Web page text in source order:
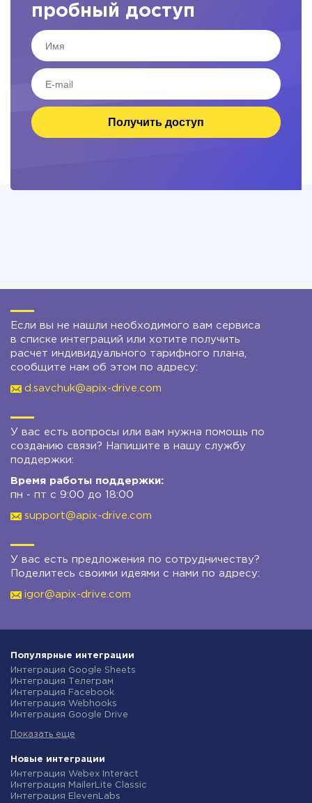
пробный доступ
Получить доступ
Если вы не нашли необходимого вам сервиса
в списке интеграций или хотите получить
расчет индивидуального тарифного плана,
сообщите нам об этом по адресу:
d.savchuk@apix-drive.com
У вас есть вопросы или вам нужна помощь по
созданию связи? Напишите в нашу службу
поддержки:
Время работы поддержки:
пн - пт с 9:00 до 18:00
support@apix-drive.com
У вас есть предложения по сотрудничеству?
Поделитесь своими идеями с нами по адресу:
igor@apix-drive.com
Популярные интеграции
Интеграция Google Sheets
Интеграция Телеграм
Интеграция Facebook
Интеграция Webhooks
Интеграция Google Drive
Интеграция Gmail
Интеграция Новая Почта
Интеграция Binotel
Интеграция OpenAI (ChatGPT)
Интеграция Prom
Показать еще
Новые интеграции
Интеграция Webex Interact
Интеграция MailerLite Classic
Интеграция ElevenLabs